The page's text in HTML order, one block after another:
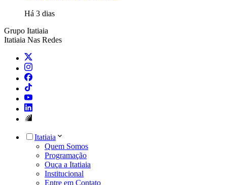
Há 3 dias
Grupo Itatiaia
Itatiaia Nas Redes
Itatiaia
Quem Somos
Programação
Ouça a Itatiaia
Institucional
Entre em Contato